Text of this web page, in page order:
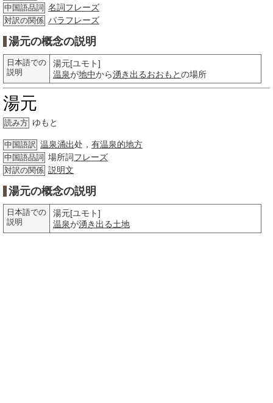
中国語品詞 名詞フレーズ
対訳の関係 パラフレーズ
湯元の概念の説明
日本語での
説明
湯元[ユモト]
温泉が地中から湧き出るおおもとの場所
湯元
読み方 ゆもと
中国語訳 温泉涌出处， 有温泉的地方
中国語品詞 場所詞フレーズ
対訳の関係 説明文
湯元の概念の説明
日本語での
説明
湯元[ユモト]
温泉が湧き出る土地